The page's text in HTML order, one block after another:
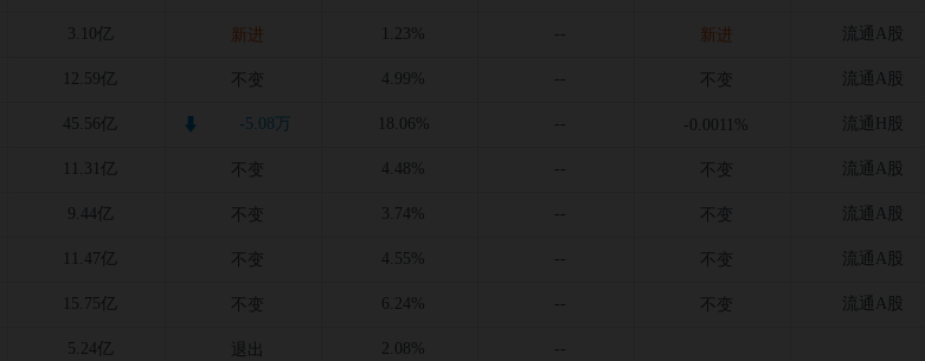
3.10亿 新进 1.23% -- 新进 流通A股
12.59亿 不变 4.99% -- 不变 流通A股
45.56亿 -5.08万 18.06% -- -0.0011% 流通H股
11.31亿 不变 4.48% -- 不变 流通A股
9.44亿 不变 3.74% -- 不变 流通A股
11.47亿 不变 4.55% -- 不变 流通A股
15.75亿 不变 6.24% -- 不变 流通A股
5.24亿 退出 2.08% --